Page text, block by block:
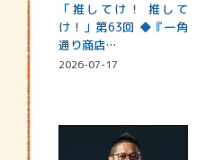
「推してけ！ 推して
け！」第63回 ◆『一角
通り商店…
2026-07-17